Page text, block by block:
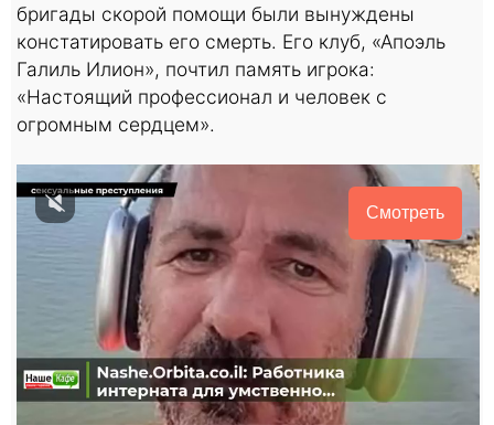
бригады скорой помощи были вынуждены
констатировать его смерть. Его клуб, «Апоэль
Галиль Илион», почтил память игрока:
«Настоящий профессионал и человек с
огромным сердцем».
Смотреть